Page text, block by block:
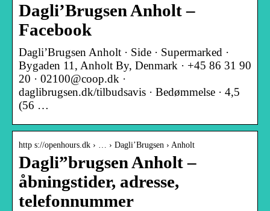
Dagli’Brugsen Anholt –
Facebook
Dagli’Brugsen Anholt · Side · Supermarked ·
Bygaden 11, Anholt By, Denmark · +45 86 31 90
20 · 02100@coop.dk ·
daglibrugsen.dk/tilbudsavis · Bedømmelse · 4,5
(56 …
http s://openhours.dk › … › Dagli’Brugsen › Anholt
Dagli”brugsen Anholt –
åbningstider, adresse,
telefonnummer